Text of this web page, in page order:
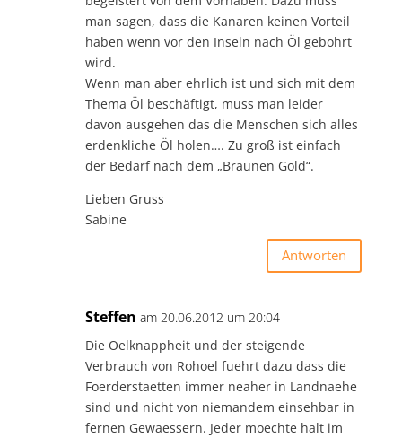
man sagen, dass die Kanaren keinen Vorteil
haben wenn vor den Inseln nach Öl gebohrt
wird.
Wenn man aber ehrlich ist und sich mit dem
Thema Öl beschäftigt, muss man leider
davon ausgehen das die Menschen sich alles
erdenkliche Öl holen…. Zu groß ist einfach
der Bedarf nach dem „Braunen Gold“.
Lieben Gruss
Sabine
Antworten
Steffen am 20.06.2012 um 20:04
Die Oelknappheit und der steigende
Verbrauch von Rohoel fuehrt dazu dass die
Foerderstaetten immer neaher in Landnaehe
sind und nicht von niemandem einsehbar in
fernen Gewaessern. Jeder moechte halt im